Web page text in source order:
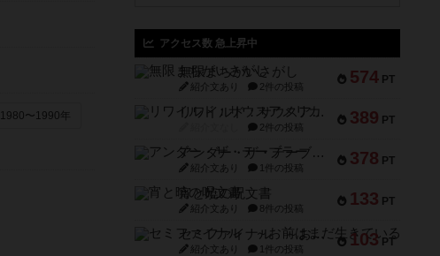
1980〜1990年
アクセス数 急上昇中
574 PT
無限まちがいさがし
紹介文あり 2件の投稿
389 PT
リワイルド：サウスアメリカ
2件の投稿
378 PT
アンダー・ザ・テーブラー
紹介文あり 1件の投稿
133 PT
宵と暁の呪文書
紹介文あり 8件の投稿
103 PT
セミファイナル ～お前はまだ生きている～
紹介文あり 1件の投稿